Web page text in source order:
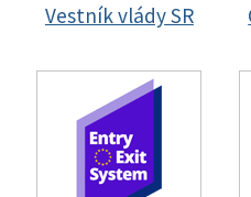
Vestník vlády SR